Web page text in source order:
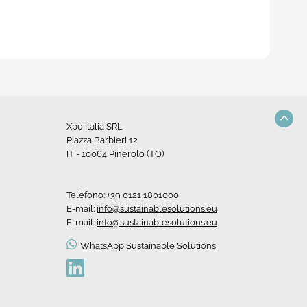
Xpo Italia SRL
Piazza Barbieri 12
IT - 10064 Pinerolo (TO)
Telefono:+39 0121 1801000
E-mail: info@sustainablesolutions.eu
E-mail: info@sustainablesolutions.eu
WhatsApp Sustainable Solutions